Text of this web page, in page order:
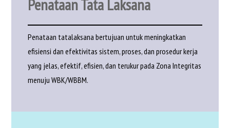
Penataan Tata Laksana
Penataan tatalaksana bertujuan untuk meningkatkan
efisiensi dan efektivitas sistem, proses, dan prosedur kerja
yang jelas, efektif, efisien, dan terukur pada Zona Integritas
menuju WBK/WBBM.